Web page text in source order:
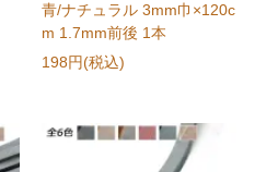
青/ナチュラル 3mm巾×120c
m 1.7mm前後 1本
198円(税込)